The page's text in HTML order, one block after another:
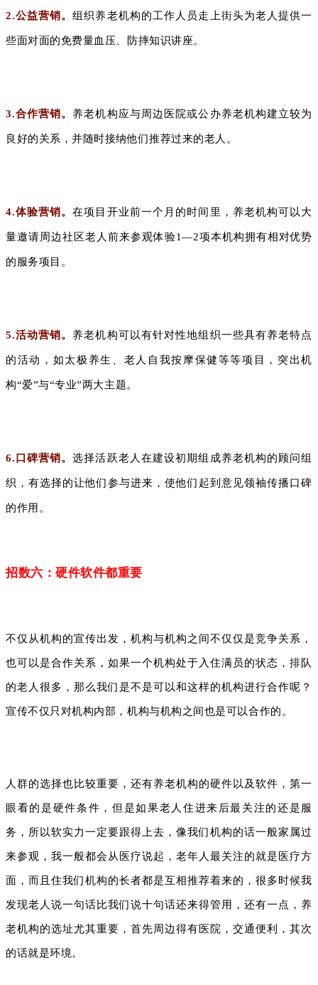
2.公益营销。组织养老机构的工作人员走上街头为老人提供一
些面对面的免费量血压、防摔知识讲座。
3.合作营销。 养老机构应与周边医院或公办养老机构建立较为
良好的关系，并随时接纳他们推荐过来的老人。
4.体验营销。在项目开业前一个月的时间里，养老机构可以大
量邀请周边社区老人前来参观体验1—2项本机构拥有相对优势
的服务项目。
5.活动营销。 养老机构可以有针对性地组织一些具有养老特点
的活动，如太极养生、老人自我按摩保健等等项目，突出机
构“爱”与“专业”两大主题。
6.口碑营销。选择活跃老人在建设初期组成养老机构的顾问组
织，有选择的让他们参与进来，使他们起到意见领袖传播口碑
的作用。
招数六：硬件软件都重要
不仅从机构的宣传出发，机构与机构之间不仅仅是竞争关系，
也可以是合作关系，如果一个机构处于入住满员的状态，排队
的老人很多，那么我们是不是可以和这样的机构进行合作呢？
宣传不仅只对机构内部，机构与机构之间也是可以合作的。
人群的选择也比较重要，还有养老机构的硬件以及软件，第一
眼看的是硬件条件，但是如果老人住进来后最关注的还是服
务，所以软实力一定要跟得上去，像我们机构的话一般家属过
来参观，我一般都会从医疗说起，老年人最关注的就是医疗方
面，而且住我们机构的长者都是互相推荐着来的，很多时候我
发现老人说一句话比我们说十句话还来得管用，还有一点，养
老机构的选址尤其重要，首先周边得有医院，交通便利，其次
的话就是环境。